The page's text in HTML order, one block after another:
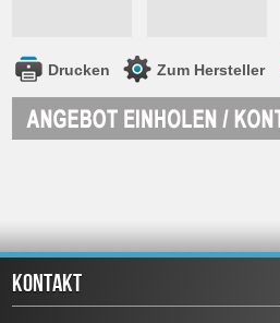
Drucken Zum Hersteller
KONTAKT